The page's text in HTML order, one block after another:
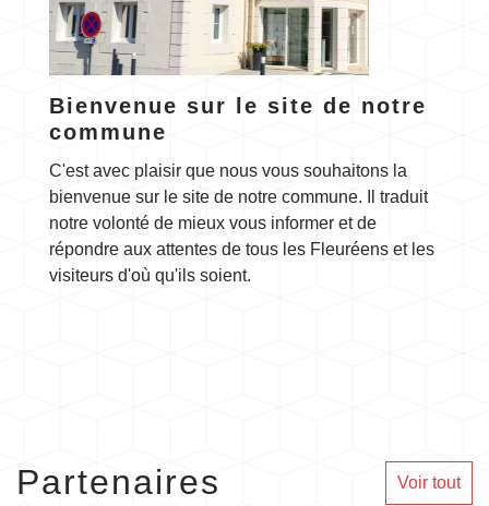
Bienvenue sur le site de notre
commune
C'est avec plaisir que nous vous souhaitons la
bienvenue sur le site de notre commune. Il traduit
notre volonté de mieux vous informer et de
répondre aux attentes de tous les Fleuréens et les
visiteurs d'où qu'ils soient.
Partenaires Voir tout